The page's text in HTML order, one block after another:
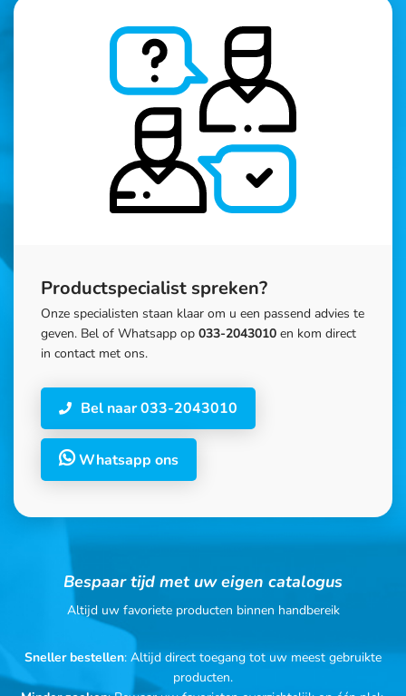
Productspecialist spreken?
Onze specialisten staan klaar om u een passend advies te
geven. Bel of Whatsapp op 033-2043010 en kom direct
in contact met ons.
Bel naar 033-2043010
Whatsapp ons
Bespaar tijd met uw eigen catalogus
Altijd uw favoriete producten binnen handbereik
Sneller bestellen: Altijd direct toegang tot uw meest gebruikte
producten.